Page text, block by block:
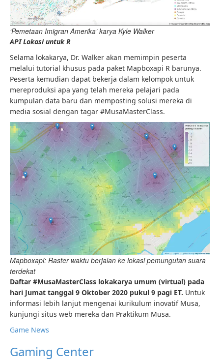
‘Pemetaan Imigran Amerika’ karya Kyle Walker
API Lokasi untuk R
Selama lokakarya, Dr. Walker akan memimpin peserta
melalui tutorial khusus pada paket Mapboxapi R barunya.
Peserta kemudian dapat bekerja dalam kelompok untuk
mereproduksi apa yang telah mereka pelajari pada
kumpulan data baru dan memposting solusi mereka di
media sosial dengan tagar #MusaMasterClass.
Mapboxapi: Raster waktu berjalan ke lokasi pemungutan suara
terdekat
Daftar #MusaMasterClass lokakarya umum (virtual) pada
hari Jumat tanggal 9 Oktober 2020 pukul 9 pagi ET. Untuk
informasi lebih lanjut mengenai kurikulum inovatif Musa,
kunjungi situs web mereka dan Praktikum Musa.
Game News
Gaming Center